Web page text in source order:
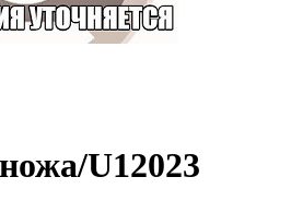
U12023